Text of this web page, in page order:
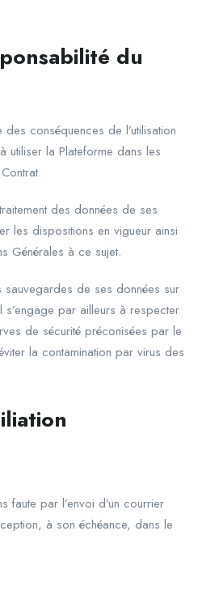
du
conséquences de l’utilisation
utiliser la Plateforme dans les
des données de ses
les dispositions en vigueur ainsi
Générales à ce sujet.
de ses données sur
par ailleurs à respecter
de sécurité préconisées par le
la contamination par virus des
faute par l’envoi d’un courrier
à son échéance, dans le